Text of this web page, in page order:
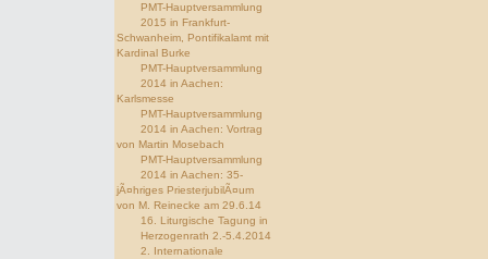
PMT-Hauptversammlung
2015 in Frankfurt-
Schwanheim, Pontifikalamt mit
Kardinal Burke
PMT-Hauptversammlung
2014 in Aachen:
Karlsmesse
PMT-Hauptversammlung
2014 in Aachen: Vortrag
von Martin Mosebach
PMT-Hauptversammlung
2014 in Aachen: 35-
jÃ¤hriges PriesterjubilÃ¤um
von M. Reinecke am 29.6.14
16. Liturgische Tagung in
Herzogenrath 2.-5.4.2014
2. Internationale